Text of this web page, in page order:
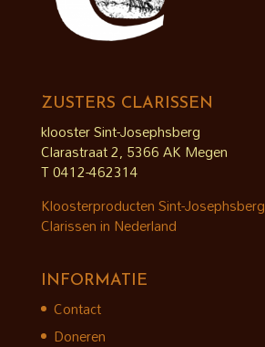
ZUSTERS CLARISSEN
klooster Sint-Josephsberg
Clarastraat 2, 5366 AK Megen
T 0412-462314
Kloosterproducten Sint-Josephsberg
Clarissen in Nederland
INFORMATIE
Contact
Doneren